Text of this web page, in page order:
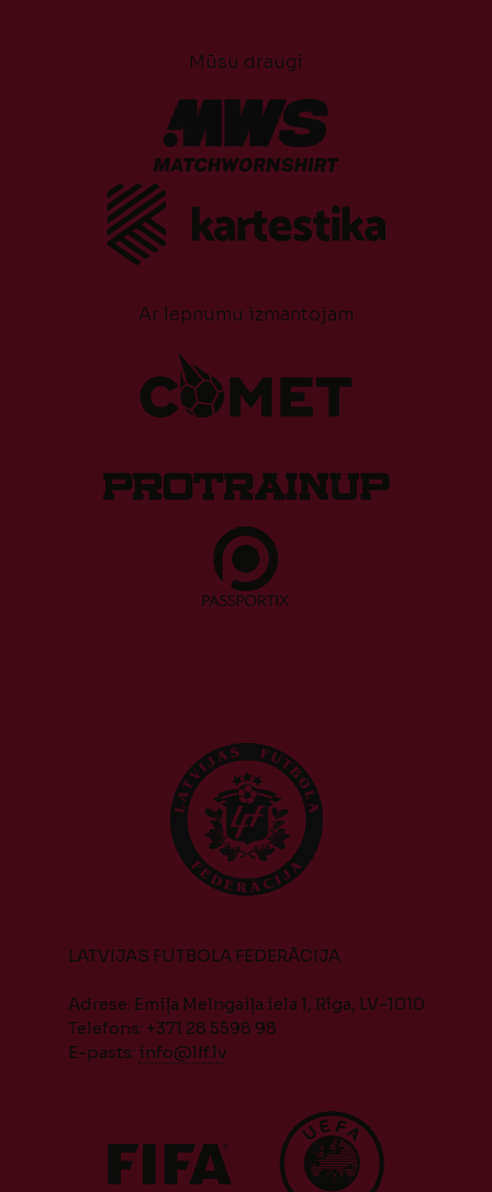
Mūsu draugi
Ar lepnumu izmantojam
LATVIJAS FUTBOLA FEDERĀCIJA
Adrese: Emiļa Melngaiļa iela 1, Rīga, LV-1010
Telefons: +371 28 5598 98
E-pasts: info@lff.lv